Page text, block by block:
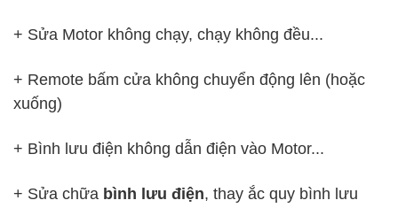
+ Sửa Motor không chạy, chạy không đều...
+ Remote bấm cửa không chuyển động lên (hoặc
xuống)
+ Bình lưu điện không dẫn điện vào Motor...
+ Sửa chữa bình lưu điện, thay ắc quy bình lưu